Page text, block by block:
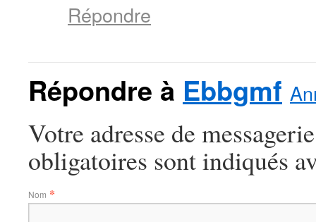
Répondre
Répondre à Ebbgmf
Votre adresse de
obligatoires sont indiqués
Nom *